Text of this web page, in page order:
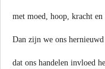
met moed, hoop, kracht
Dan zijn we ons hernieuwd
dat ons handelen invloed